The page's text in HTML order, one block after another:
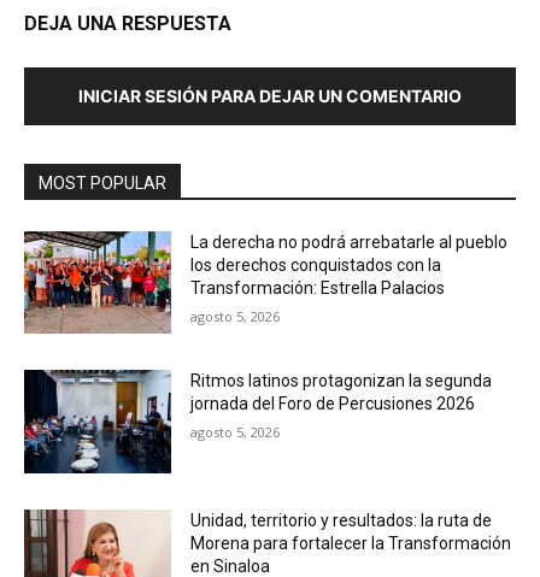
DEJA UNA RESPUESTA
INICIAR SESIÓN PARA DEJAR UN COMENTARIO
MOST POPULAR
La derecha no podrá arrebatarle al pueblo
los derechos conquistados con la
Transformación: Estrella Palacios
agosto 5, 2026
Ritmos latinos protagonizan la segunda
jornada del Foro de Percusiones 2026
agosto 5, 2026
Unidad, territorio y resultados: la ruta de
Morena para fortalecer la Transformación
en Sinaloa